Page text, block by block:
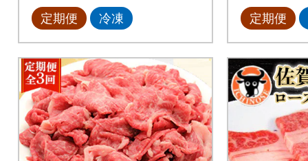
定期便 冷凍 定期便